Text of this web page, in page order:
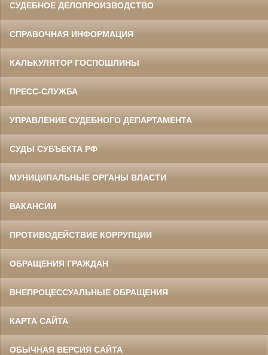
СУДЕБНОЕ ДЕЛОПРОИЗВОДСТВО
СПРАВОЧНАЯ ИНФОРМАЦИЯ
КАЛЬКУЛЯТОР ГОСПОШЛИНЫ
ПРЕСС-СЛУЖБА
УПРАВЛЕНИЕ СУДЕБНОГО ДЕПАРТАМЕНТА
СУДЫ СУБЪЕКТА РФ
МУНИЦИПАЛЬНЫЕ ОРГАНЫ ВЛАСТИ
ВАКАНСИИ
ПРОТИВОДЕЙСТВИЕ КОРРУПЦИИ
ОБРАЩЕНИЯ ГРАЖДАН
ВНЕПРОЦЕССУАЛЬНЫЕ ОБРАЩЕНИЯ
КАРТА САЙТА
ОБЫЧНАЯ ВЕРСИЯ САЙТА